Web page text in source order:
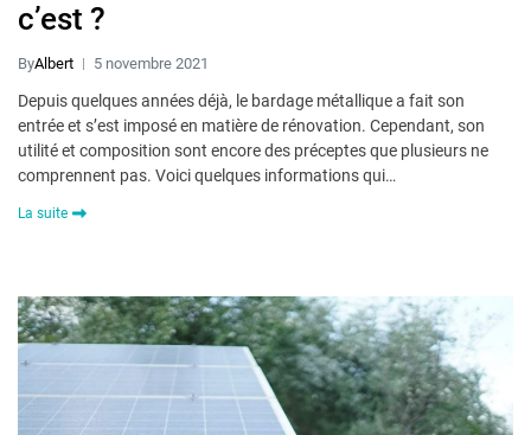
c’est ?
ByAlbert 5 novembre 2021
Depuis quelques années déjà, le bardage métallique a fait son
entrée et s’est imposé en matière de rénovation. Cependant, son
utilité et composition sont encore des préceptes que plusieurs ne
comprennent pas. Voici quelques informations qui…
La suite